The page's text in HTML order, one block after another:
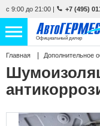
с 9:00 до 21:00 | +7 (495)
Официальный дилер
НОВЫЕ
С ПРОБЕГОМ 833
СЕРВИС
Главная Дополнительное